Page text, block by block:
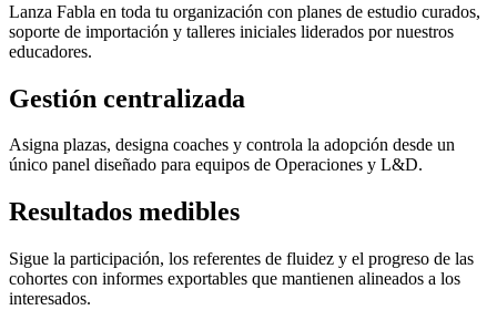
Lanza Fabla en toda tu organización con planes de estudio curados,
soporte de importación y talleres iniciales liderados por nuestros
educadores.
Gestión centralizada
Asigna plazas, designa coaches y controla la adopción desde un
único panel diseñado para equipos de Operaciones y L&D.
Resultados medibles
Sigue la participación, los referentes de fluidez y el progreso de las
cohortes con informes exportables que mantienen alineados a los
interesados.